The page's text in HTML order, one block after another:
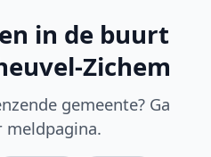
in de buurt
Zichem
gemeente? Ga
meldpagina.